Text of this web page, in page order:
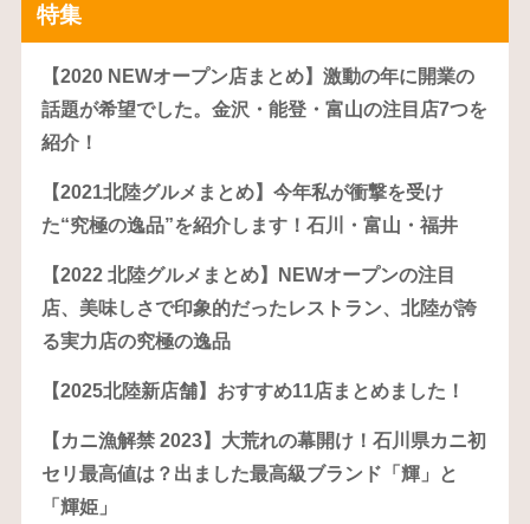
特集
【2020 NEWオープン店まとめ】激動の年に開業の
話題が希望でした。金沢・能登・富山の注目店7つを
紹介！
【2021北陸グルメまとめ】今年私が衝撃を受け
た“究極の逸品”を紹介します！石川・富山・福井
【2022 北陸グルメまとめ】NEWオープンの注目
店、美味しさで印象的だったレストラン、北陸が誇
る実力店の究極の逸品
【2025北陸新店舗】おすすめ11店まとめました！
【カニ漁解禁 2023】大荒れの幕開け！石川県カニ初
セリ最高値は？出ました最高級ブランド「輝」と
「輝姫」